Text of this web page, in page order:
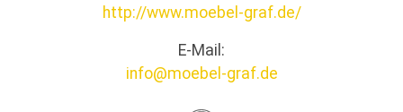
http://www.moebel-graf.de/
E-Mail:
info@moebel-graf.de